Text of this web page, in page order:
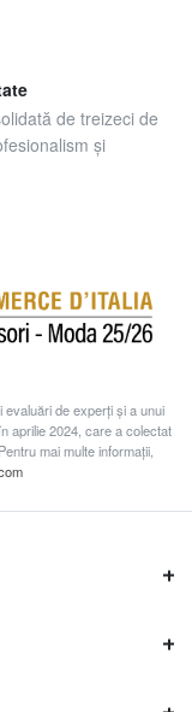
de treizeci de
și
de experți și a unui
aprilie 2024, care a colectat
mai multe informații,